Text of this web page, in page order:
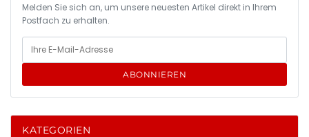
Melden Sie sich an, um unsere neuesten Artikel direkt in Ihrem
Postfach zu erhalten.
ABONNIEREN
KATEGORIEN